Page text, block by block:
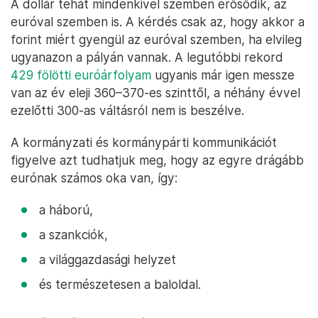
A dollár tehát mindenkivel szemben erősödik, az
euróval szemben is. A kérdés csak az, hogy akkor a
forint miért gyengül az euróval szemben, ha elvileg
ugyanazon a pályán vannak. A legutóbbi rekord
429 fölötti euróárfolyam ugyanis már igen messze
van az év eleji 360–370-es szinttől, a néhány évvel
ezelőtti 300-as váltásról nem is beszélve.
A kormányzati és kormánypárti kommunikációt
figyelve azt tudhatjuk meg, hogy az egyre drágább
eurónak számos oka van, így:
a háború,
a szankciók,
a világgazdasági helyzet
és természetesen a baloldal.